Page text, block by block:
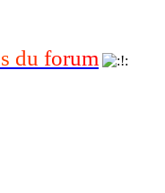
s du forum